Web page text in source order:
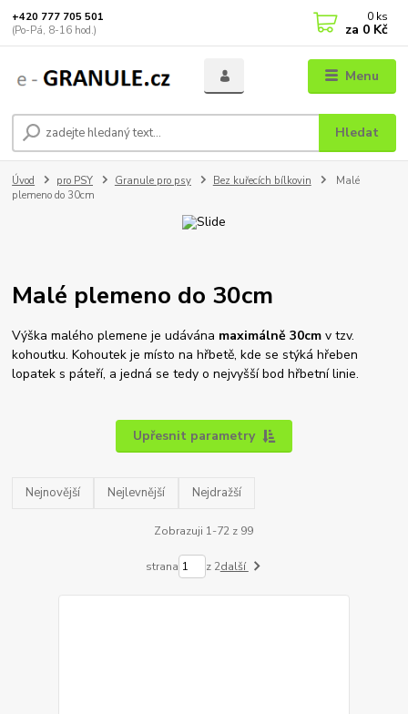
Menu
Hledat
+420 777 705 501
(Po-Pá, 8-16 hod.)
0 ks
za 0 Kč
Úvod pro PSY Granule pro psy Bez kuřecích bílkovin
Malé
plemeno do 30cm
Malé plemeno do 30cm
Výška malého plemene je udávána maximálně 30cm v tzv.
kohoutku. Kohoutek je místo na hřbetě, kde se stýká hřeben
lopatek s páteří, a jedná se tedy o nejvyšší bod hřbetní linie.
Upřesnit parametry
Nejnovější Nejlevnější Nejdražší
Zobrazuji 1-72 z 99
strana z 2další